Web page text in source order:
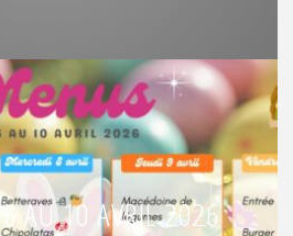
AU 10 AVRIL 2026